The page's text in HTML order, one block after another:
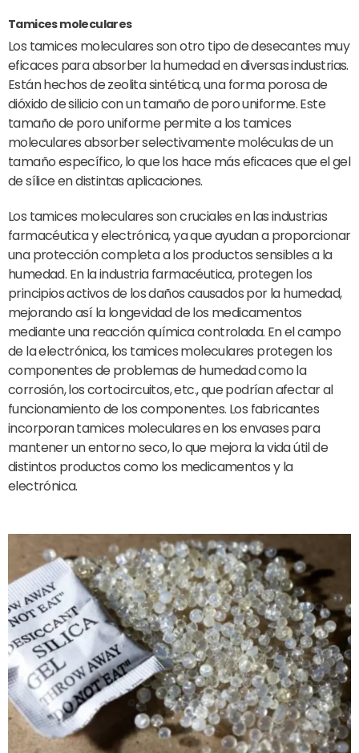
Tamices moleculares
Los tamices moleculares son otro tipo de desecantes muy
eficaces para absorber la humedad en diversas industrias.
Están hechos de zeolita sintética, una forma porosa de
dióxido de silicio con un tamaño de poro uniforme. Este
tamaño de poro uniforme permite a los tamices
moleculares absorber selectivamente moléculas de un
tamaño específico, lo que los hace más eficaces que el gel
de sílice en distintas aplicaciones.
Los tamices moleculares son cruciales en las industrias
farmacéutica y electrónica, ya que ayudan a proporcionar
una protección completa a los productos sensibles a la
humedad. En la industria farmacéutica, protegen los
principios activos de los daños causados por la humedad,
mejorando así la longevidad de los medicamentos
mediante una reacción química controlada. En el campo
de la electrónica, los tamices moleculares protegen los
componentes de problemas de humedad como la
corrosión, los cortocircuitos, etc., que podrían afectar al
funcionamiento de los componentes. Los fabricantes
incorporan tamices moleculares en los envases para
mantener un entorno seco, lo que mejora la vida útil de
distintos productos como los medicamentos y la
electrónica.